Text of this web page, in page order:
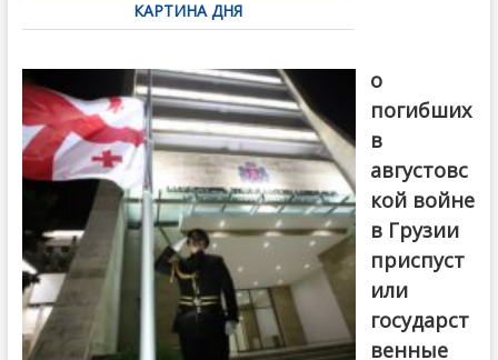
записямКАРТИНА ДНЯ
о
погибших
в
августовс
кой войне
в Грузии
приспуст
или
государст
венные